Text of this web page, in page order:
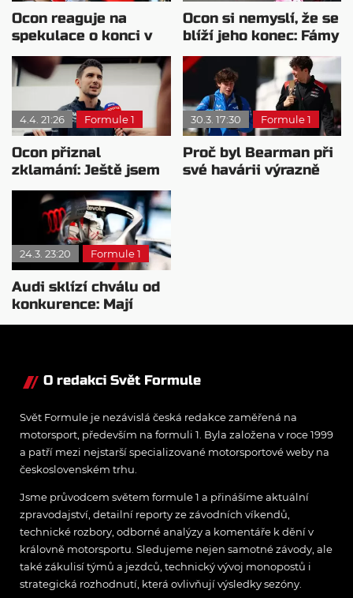
Ocon reaguje na
spekulace o konci v
Haasu
Ocon si nemyslí, že se
blíží jeho konec: Fámy
označil za nesmysl
4.4. 21:26 Formule 1
Ocon přiznal
zklamání: Ještě jsem
nenaplnil svá
očekávání
30.3. 17:30 Formule 1
Proč byl Bearman při
své havárii výrazně
24.3. 23:20 Formule 1
Audi sklízí chválu od
konkurence: Mají
velmi dobrý motor
O redakci Svět Formule
Svět Formule je nezávislá česká redakce zaměřená na
motorsport, především na formuli 1. Byla založena v roce 1999
a patří mezi nejstarší specializované motorsportové weby na
československém trhu.
Jsme průvodcem světem formule 1 a přinášíme aktuální
zpravodajství, detailní reporty ze závodních víkendů,
technické rozbory, odborné analýzy a komentáře k dění v
královně motorsportu. Sledujeme nejen samotné závody, ale
také zákulisí týmů a jezdců, technický vývoj monopostů i
strategická rozhodnutí, která ovlivňují výsledky sezóny.